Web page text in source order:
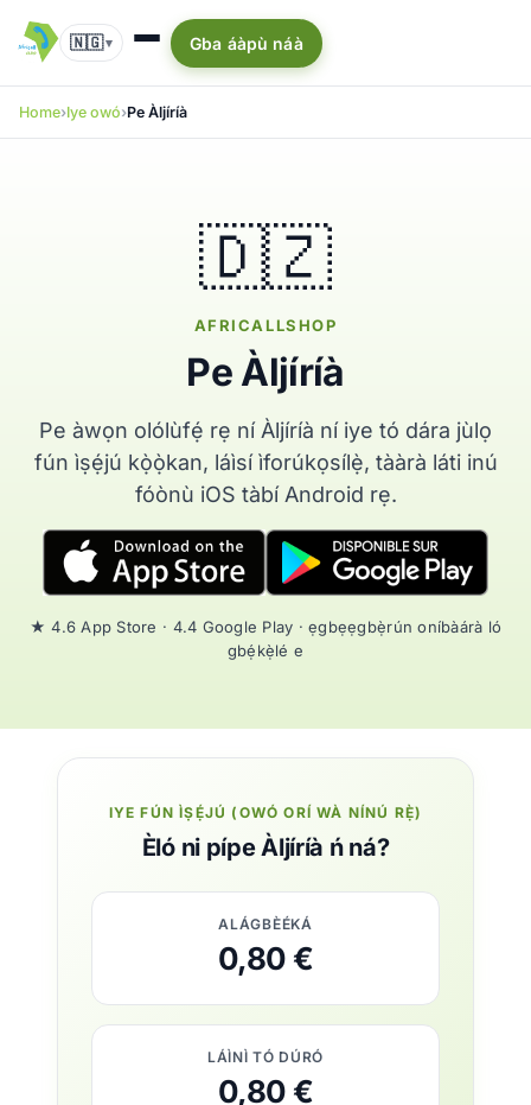
🇳🇬▾ Gba áàpù náà
Home Iye owó Pe Àljíríà
🇩🇿
AFRICALLSHOP
Pe Àljíríà
Pe àwọn olólùfẹ́ rẹ ní Àljíríà ní iye tó dára jùlọ
fún ìṣẹ́jú kọ̀ọ̀kan, láìsí ìforúkọsílẹ̀, tààrà láti inú
fóònù iOS tàbí Android rẹ.
★ 4.6 App Store · 4.4 Google Play · ẹgbẹẹgbẹ̀rún oníbàárà ló
gbẹ́kẹ̀lé e
IYE FÚN ÌṢẸ́JÚ (OWÓ ORÍ WÀ NÍNÚ RẸ̀)
Èló ni pípe Àljíríà ń ná?
ALÁGBÈÉKÁ
0,80 €
LÁÌNÌ TÓ DÚRÓ
0,80 €